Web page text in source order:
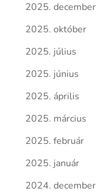
2025. december
2025. október
2025. július
2025. június
2025. április
2025. március
2025. február
2025. január
2024. december